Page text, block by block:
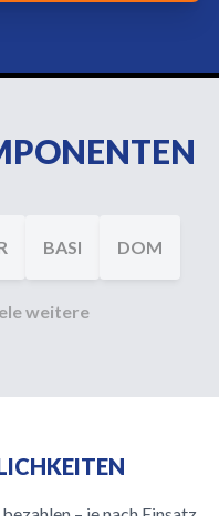
BASI DOM
weitere